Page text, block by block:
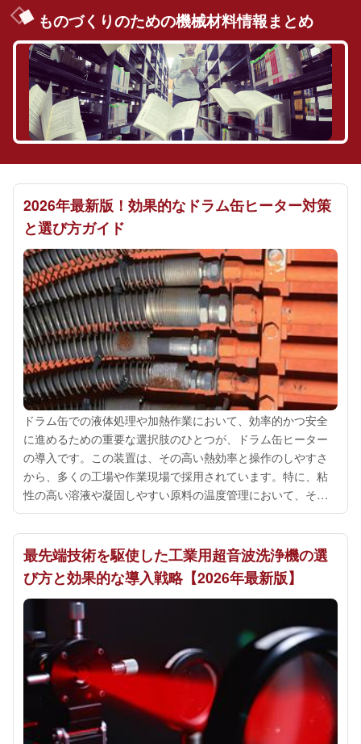
ものづくりのための機械材料情報まとめ
2026年最新版！効果的なドラム缶ヒーター対策
と選び方ガイド
ドラム缶での液体処理や加熱作業において、効率的かつ安全
に進めるための重要な選択肢のひとつが、ドラム缶ヒーター
の導入です。この装置は、その高い熱効率と操作のしやすさ
から、多くの工場や作業現場で採用されています。特に、粘
性の高い溶液や凝固しやすい原料の温度管理において、その
効果は絶大です。まず、ドラム缶ヒーターの最大の特徴は、
ドラム缶の内側にぴったりとフィットす...
最先端技術を駆使した工業用超音波洗浄機の選
び方と効果的な導入戦略【2026年最新版】